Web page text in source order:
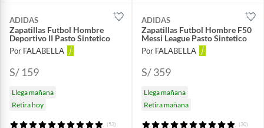
ADIDAS
Zapatillas Futbol Hombre
Deportivo II Pasto Sintetico
Por FALABELLA
S/ 159
Llega mañana
Retira hoy
(53)
ADIDAS
Zapatillas Futbol Hombre F50
Messi League Pasto Sintetico
Por FALABELLA
S/ 359
Llega mañana
Retira mañana
(30)